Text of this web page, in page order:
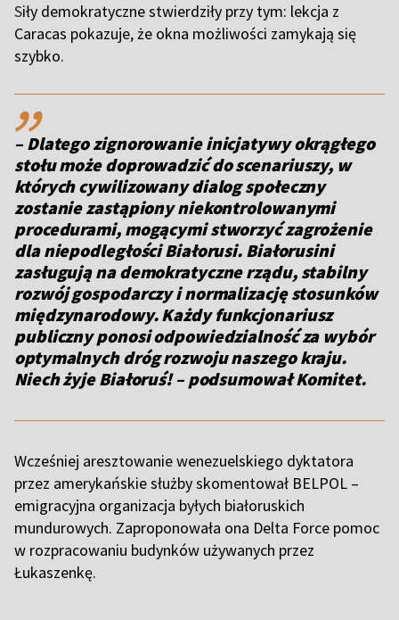
Siły demokratyczne stwierdziły przy tym: lekcja z
Caracas pokazuje, że okna możliwości zamykają się
szybko.
,,
– Dlatego zignorowanie inicjatywy okrągłego
stołu może doprowadzić do scenariuszy, w
których cywilizowany dialog społeczny
zostanie zastąpiony niekontrolowanymi
procedurami, mogącymi stworzyć zagrożenie
dla niepodległości Białorusi. Białorusini
zasługują na demokratyczne rządu, stabilny
rozwój gospodarczy i normalizację stosunków
międzynarodowy. Każdy funkcjonariusz
publiczny ponosi odpowiedzialność za wybór
optymalnych dróg rozwoju naszego kraju.
Niech żyje Białoruś! – podsumował Komitet.
Wcześniej aresztowanie wenezuelskiego dyktatora
przez amerykańskie służby skomentował BELPOL –
emigracyjna organizacja byłych białoruskich
mundurowych. Zaproponowała ona Delta Force pomoc
w rozpracowaniu budynków używanych przez
Łukaszenkę.